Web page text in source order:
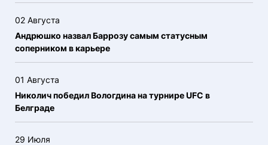
02 Августа
Андрюшко назвал Баррозу самым статусным
соперником в карьере
01 Августа
Николич победил Вологдина на турнире UFC в
Белграде
29 Июля